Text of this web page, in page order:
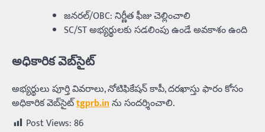
జనరల్/OBC: నిర్ణీత ఫీజు చెల్లించాలి
SC/ST అభ్యర్థులకు సడలింపు ఉండే అవకాశం ఉంది
అధికారిక వెబ్‌సైట్
అభ్యర్థులు పూర్తి వివరాలు, నోటిఫికేషన్ కాపీ, దరఖాస్తు ఫారం కోసం
అధికారిక వెబ్‌సైట్tgprb.inను సందర్శించాలి.
Post Views:86